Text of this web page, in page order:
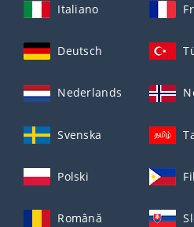
Italiano
Deutsch
Nederlands
Svenska
Polski
Română